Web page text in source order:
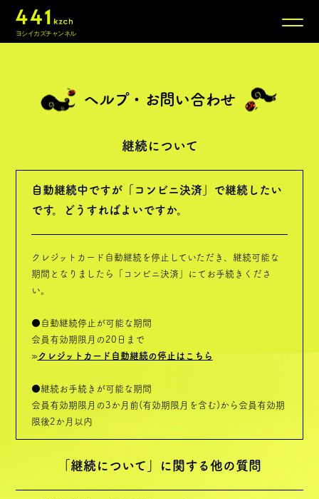
ヨシイカズチャンネル
New Atelier
Log:Music
Conversation
Call You
Special
Home
ヘルプ・お問い合わせ
継続について
自動継続中ですが「コンビニ決済」で継続したい
です。どうすればよいですか。
クレジットカード自動継続を停止していただき、継続可能な
期間となりましたら「コンビニ決済」にてお手続きくださ
い。
●自動継続停止が可能な期間
会員有効期限月の20日まで
»クレジットカード自動継続の停止はこちら
●継続お手続きが可能な期間
会員有効期限月の3か月前(有効期限月を含む)から会員有効期
限後2か月以内
「継続について」に関する他の質問